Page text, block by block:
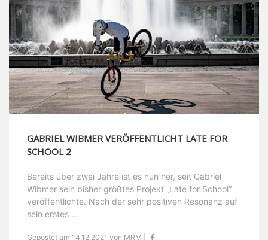
GABRIEL WIBMER VERÖFFENTLICHT LATE FOR
SCHOOL 2
Bereits über zwei Jahre ist es nun her, seit Gabriel
Wibmer sein bisher größtes Projekt „Late for School“
veröffentlichte. Nach der sehr positiven Resonanz auf
sein erstes ...
Gepostet am 14.12.2021 von MRM |